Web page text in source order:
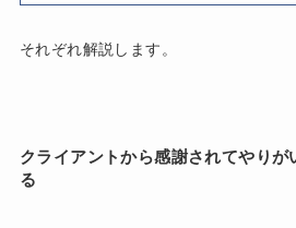
それぞれ解説します。
クライアントから感謝されてやりが
る